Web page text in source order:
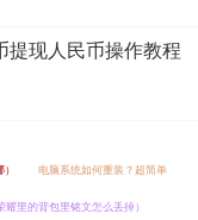
提现人民币操作教程
电脑系统如何重装？超简单
里的背包里铭文怎么丢掉）